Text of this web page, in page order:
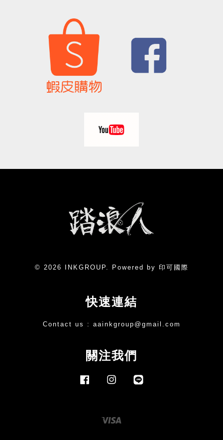
© 2026 INKGROUP. Powered by 印可國際
快速連結
Contact us : aainkgroup@gmail.com
關注我們
FacebookInstagram